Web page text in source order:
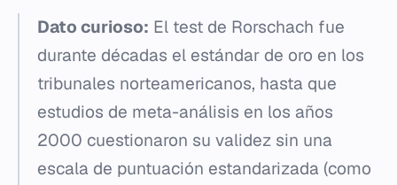
Dato curioso: El test de Rorschach fue
durante décadas el estándar de oro en los
tribunales norteamericanos, hasta que
estudios de meta-análisis en los años
2000 cuestionaron su validez sin una
escala de puntuación estandarizada (como